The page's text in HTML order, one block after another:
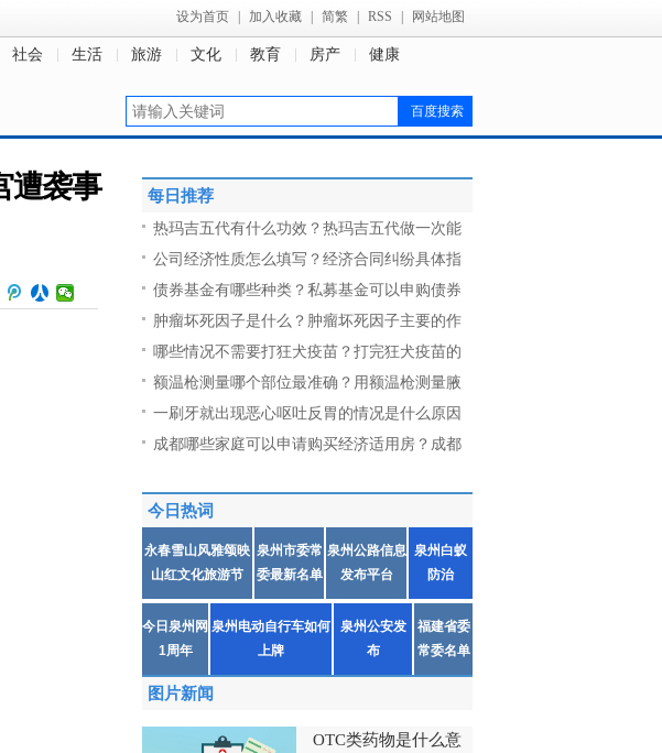
设为首页 加入收藏 简繁 RSS 网站地图
社会 生活 旅游 文化 教育 房产 健康
遭袭事
每日推荐
热玛吉五代有什么功效？热玛吉五代做一次能
公司经济性质怎么填写？经济合同纠纷具体指
债券基金有哪些种类？私募基金可以申购债券
肿瘤坏死因子是什么？肿瘤坏死因子主要的作
哪些情况不需要打狂犬疫苗？打完狂犬疫苗的
额温枪测量哪个部位最准确？用额温枪测量腋
一刷牙就出现恶心呕吐反胃的情况是什么原因
成都哪些家庭可以申请购买经济适用房？成都
今日热词
永春雪山风雅颂映
山红文化旅游节
泉州市委常
委最新名单
泉州公路信息
发布平台
泉州白蚁
防治
今日泉州网
1周年
泉州电动自行车如何
上牌
泉州公安发
布
福建省委
常委名单
图片新闻
OTC类药物是什么意